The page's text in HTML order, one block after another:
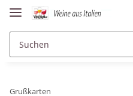
Grußkarten